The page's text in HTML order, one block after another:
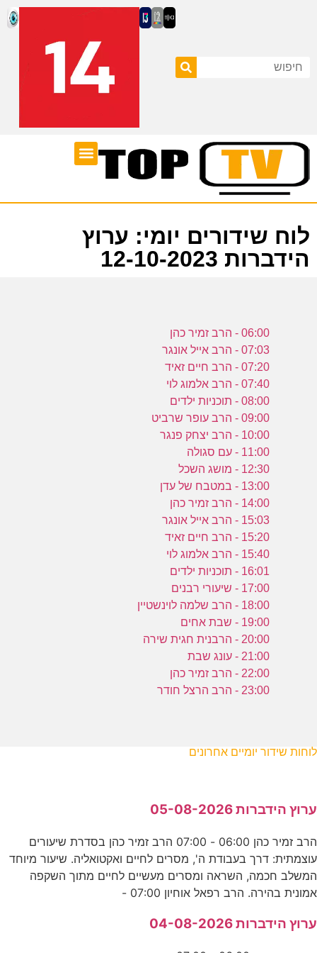
לוח שידורים יומי: ערוץ
הידברות 12-10-2023
06:00 - הרב זמיר כהן
07:03 - הרב אייל אונגר
07:20 - הרב חיים זאיד
07:40 - הרב אלמוג לוי
08:00 - תוכניות ילדים
09:00 - הרב עופר שרביט
10:00 - הרב יצחק פנגר
11:00 - עם סגולה
12:30 - מושג השכל
13:00 - במטבח של עדן
14:00 - הרב זמיר כהן
15:03 - הרב אייל אונגר
15:20 - הרב חיים זאיד
15:40 - הרב אלמוג לוי
16:01 - תוכניות ילדים
17:00 - שיעורי רבנים
18:00 - הרב שלמה לוינשטיין
19:00 - שבת אחים
20:00 - הרבנית חגית שירה
21:00 - עונג שבת
22:00 - הרב זמיר כהן
23:00 - הרב הרצל חודר
לוחות שידור יומיים אחרונים
ערוץ הידברות 05-08-2026
הרב זמיר כהן 06:00 - 07:00 הרב זמיר כהן בסדרת שיעורים
עוצמתית: דרך בעבודת ה', מסרים לחיים ואקטואליה. שיעור מיוחד
המשלב חכמה, השראה ומסרים מעשיים לחיים מתוך השקפה
אמונית בהירה. הרב רפאל אוחיון 07:00 -
ערוץ הידברות 04-08-2026